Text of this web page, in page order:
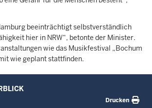
beeinträchtigt selbstverständlich
hier in NRW“, betonte der Minister.
wie das Musikfestival „Bochum
wie geplant stattfinden.
Drucken